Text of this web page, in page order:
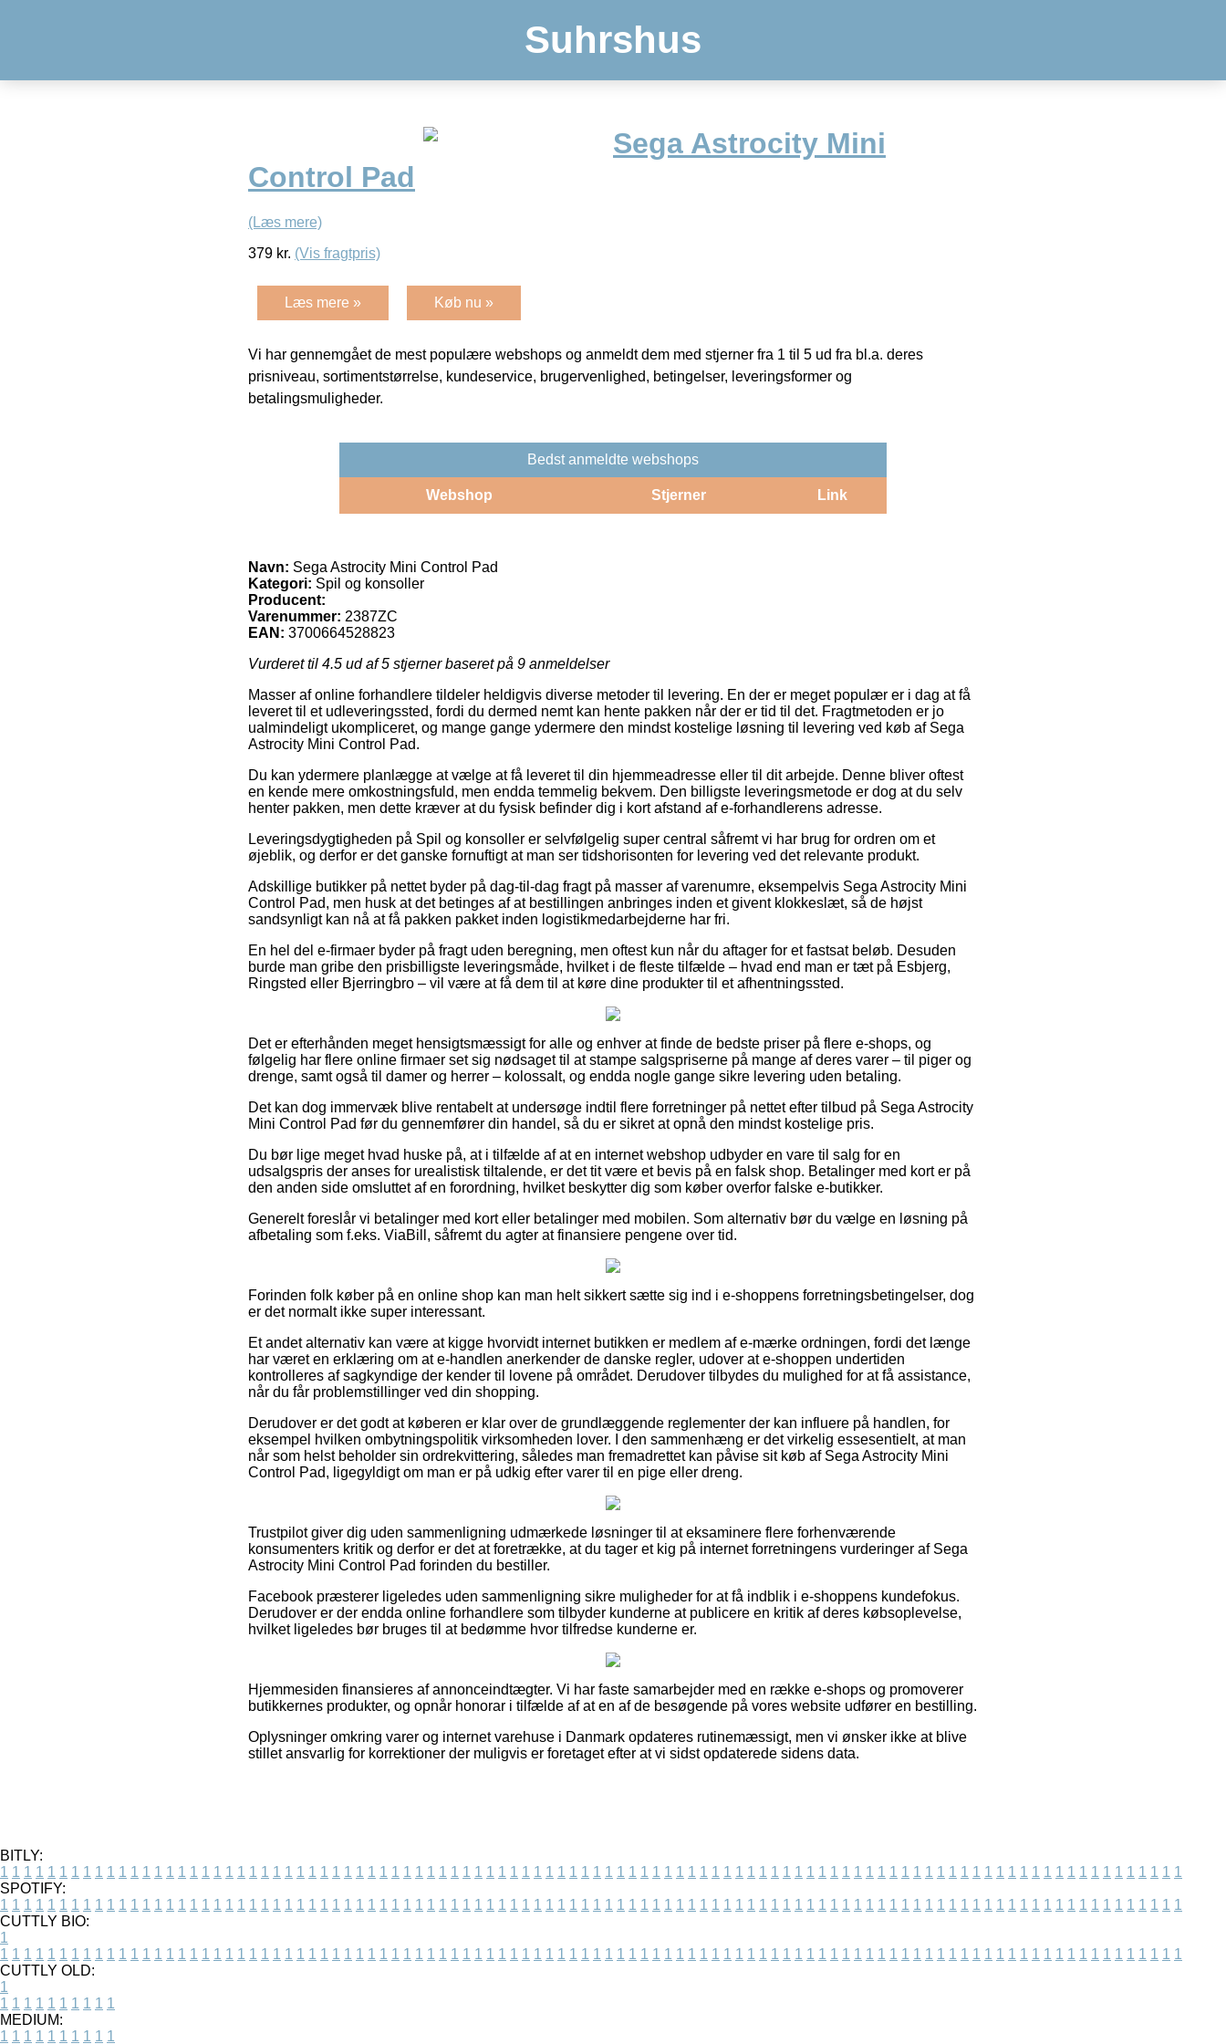
Suhrshus
Sega Astrocity Mini
Control Pad
(Læs mere)
379 kr. (Vis fragtpris)
Læs mere » Køb nu »
Vi har gennemgået de mest populære webshops og anmeldt dem med stjerner fra 1 til 5 ud fra bl.a. deres
prisniveau, sortimentstørrelse, kundeservice, brugervenlighed, betingelser, leveringsformer og
betalingsmuligheder.
Bedst anmeldte webshops
Webshop Stjerner Link
Navn: Sega Astrocity Mini Control Pad
Kategori: Spil og konsoller
Producent:
Varenummer: 2387ZC
EAN: 3700664528823
Vurderet til 4.5 ud af 5 stjerner baseret på 9 anmeldelser
Masser af online forhandlere tildeler heldigvis diverse metoder til levering. En der er meget populær er i dag at få
leveret til et udleveringssted, fordi du dermed nemt kan hente pakken når der er tid til det. Fragtmetoden er jo
ualmindeligt ukompliceret, og mange gange ydermere den mindst kostelige løsning til levering ved køb af Sega
Astrocity Mini Control Pad.
Du kan ydermere planlægge at vælge at få leveret til din hjemmeadresse eller til dit arbejde. Denne bliver oftest
en kende mere omkostningsfuld, men endda temmelig bekvem. Den billigste leveringsmetode er dog at du selv
henter pakken, men dette kræver at du fysisk befinder dig i kort afstand af e-forhandlerens adresse.
Leveringsdygtigheden på Spil og konsoller er selvfølgelig super central såfremt vi har brug for ordren om et
øjeblik, og derfor er det ganske fornuftigt at man ser tidshorisonten for levering ved det relevante produkt.
Adskillige butikker på nettet byder på dag-til-dag fragt på masser af varenumre, eksempelvis Sega Astrocity Mini
Control Pad, men husk at det betinges af at bestillingen anbringes inden et givent klokkeslæt, så de højst
sandsynligt kan nå at få pakken pakket inden logistikmedarbejderne har fri.
En hel del e-firmaer byder på fragt uden beregning, men oftest kun når du aftager for et fastsat beløb. Desuden
burde man gribe den prisbilligste leveringsmåde, hvilket i de fleste tilfælde – hvad end man er tæt på Esbjerg,
Ringsted eller Bjerringbro – vil være at få dem til at køre dine produkter til et afhentningssted.
Det er efterhånden meget hensigtsmæssigt for alle og enhver at finde de bedste priser på flere e-shops, og
følgelig har flere online firmaer set sig nødsaget til at stampe salgspriserne på mange af deres varer – til piger og
drenge, samt også til damer og herrer – kolossalt, og endda nogle gange sikre levering uden betaling.
Det kan dog immervæk blive rentabelt at undersøge indtil flere forretninger på nettet efter tilbud på Sega Astrocity
Mini Control Pad før du gennemfører din handel, så du er sikret at opnå den mindst kostelige pris.
Du bør lige meget hvad huske på, at i tilfælde af at en internet webshop udbyder en vare til salg for en
udsalgspris der anses for urealistisk tiltalende, er det tit være et bevis på en falsk shop. Betalinger med kort er på
den anden side omsluttet af en forordning, hvilket beskytter dig som køber overfor falske e-butikker.
Generelt foreslår vi betalinger med kort eller betalinger med mobilen. Som alternativ bør du vælge en løsning på
afbetaling som f.eks. ViaBill, såfremt du agter at finansiere pengene over tid.
Forinden folk køber på en online shop kan man helt sikkert sætte sig ind i e-shoppens forretningsbetingelser, dog
er det normalt ikke super interessant.
Et andet alternativ kan være at kigge hvorvidt internet butikken er medlem af e-mærke ordningen, fordi det længe
har været en erklæring om at e-handlen anerkender de danske regler, udover at e-shoppen undertiden
kontrolleres af sagkyndige der kender til lovene på området. Derudover tilbydes du mulighed for at få assistance,
når du får problemstillinger ved din shopping.
Derudover er det godt at køberen er klar over de grundlæggende reglementer der kan influere på handlen, for
eksempel hvilken ombytningspolitik virksomheden lover. I den sammenhæng er det virkelig essesentielt, at man
når som helst beholder sin ordrekvittering, således man fremadrettet kan påvise sit køb af Sega Astrocity Mini
Control Pad, ligegyldigt om man er på udkig efter varer til en pige eller dreng.
Trustpilot giver dig uden sammenligning udmærkede løsninger til at eksaminere flere forhenværende
konsumenters kritik og derfor er det at foretrække, at du tager et kig på internet forretningens vurderinger af Sega
Astrocity Mini Control Pad forinden du bestiller.
Facebook præsterer ligeledes uden sammenligning sikre muligheder for at få indblik i e-shoppens kundefokus.
Derudover er der endda online forhandlere som tilbyder kunderne at publicere en kritik af deres købsoplevelse,
hvilket ligeledes bør bruges til at bedømme hvor tilfredse kunderne er.
Hjemmesiden finansieres af annonceindtægter. Vi har faste samarbejder med en række e-shops og promoverer
butikkernes produkter, og opnår honorar i tilfælde af at en af de besøgende på vores website udfører en bestilling.
Oplysninger omkring varer og internet varehuse i Danmark opdateres rutinemæssigt, men vi ønsker ikke at blive
stillet ansvarlig for korrektioner der muligvis er foretaget efter at vi sidst opdaterede sidens data.
BITLY:
1 1 1 1 1 1 1 1 1 1 1 1 1 1 1 1 1 1 1 1 1 1 1 1 1 1 1 1 1 1 1 1 1 1 1 1 1 1 1 1 1 1 1 1 1 1 1 1 1 1 1 1 1 1 1 1 1 1 1 1 1 1 1 1 1 1 1 1 1 1 1 1 1 1 1 1 1 1 1 1 1 1 1 1 1 1 1 1 1 1 1 1 1 1 1 1 1 1 1 1
SPOTIFY:
1 1 1 1 1 1 1 1 1 1 1 1 1 1 1 1 1 1 1 1 1 1 1 1 1 1 1 1 1 1 1 1 1 1 1 1 1 1 1 1 1 1 1 1 1 1 1 1 1 1 1 1 1 1 1 1 1 1 1 1 1 1 1 1 1 1 1 1 1 1 1 1 1 1 1 1 1 1 1 1 1 1 1 1 1 1 1 1 1 1 1 1 1 1 1 1 1 1 1 1
CUTTLY BIO:
1
1 1 1 1 1 1 1 1 1 1 1 1 1 1 1 1 1 1 1 1 1 1 1 1 1 1 1 1 1 1 1 1 1 1 1 1 1 1 1 1 1 1 1 1 1 1 1 1 1 1 1 1 1 1 1 1 1 1 1 1 1 1 1 1 1 1 1 1 1 1 1 1 1 1 1 1 1 1 1 1 1 1 1 1 1 1 1 1 1 1 1 1 1 1 1 1 1 1 1 1
CUTTLY OLD:
1
1 1 1 1 1 1 1 1 1 1
MEDIUM:
1 1 1 1 1 1 1 1 1 1